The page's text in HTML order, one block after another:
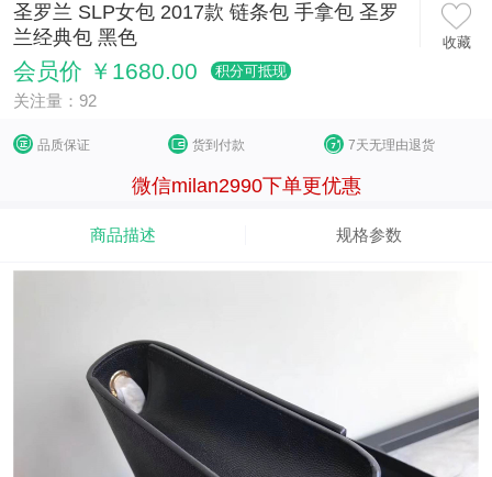
圣罗兰 SLP女包 2017款 链条包 手拿包 圣罗
兰经典包 黑色
收藏
会员价 ￥1680.00 积分可抵现
关注量：92
品质保证 货到付款 7天无理由退货
微信milan2990下单更优惠
商品描述 规格参数